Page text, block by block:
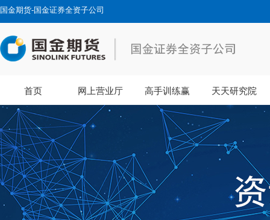
国金期货-国金证券全资子公司
首页 网上营业厅 高手训练赢 天天研究院